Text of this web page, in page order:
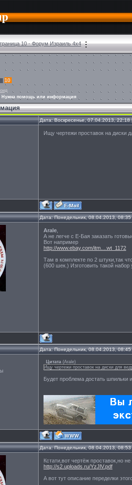
10 - Форум Израиль 4х4
10
Нужна помощь или информация
Дата: Воскресенье, 07.04.2013,
Ищу чертежи проставок на диски
Дата: Понедельник, 08.04.2013,
Arale
А не легче с Е-Бая заказать
Вот например
http://www.ebay.com/itm....wt_1172
Там в комплекте по 2 штуки,так
(600 шек.) Изготовить такой
Дата: Понедельник, 08.04.2013,
Цитата (Arale)
Ищу чертежи проставок на диски для
Будет проблема достать шпильки
Дата: Понедельник, 08.04.2013,
Кстати,вот чертёж проставок,но
http://s2.uploads.ru/YzJlV.pdf
А вот тут описание переделки